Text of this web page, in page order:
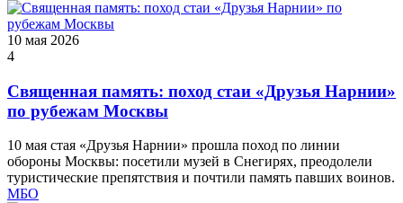
10 мая 2026
4
Священная память: поход стаи «Друзья Нарнии»
по рубежам Москвы
10 мая стая «Друзья Нарнии» прошла поход по линии
обороны Москвы: посетили музей в Снегирях, преодолели
туристические препятствия и почтили память павших воинов.
МБО